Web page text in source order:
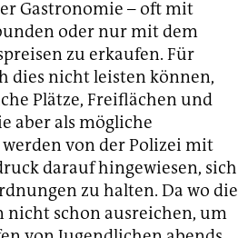
Gas­tronomie – oft mit
oder nur mit dem
zu erkaufen. Für
dies nicht leisten können,
Plätze, Freiflächen und
aber als mögliche
von der Polizei mit
darauf hingewiesen, sich
zu halten. Da wo die
nicht schon ausreichen, um